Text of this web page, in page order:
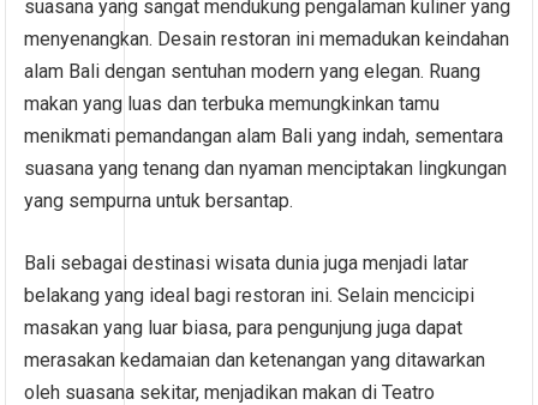
suasana yang sangat mendukung pengalaman kuliner yang
menyenangkan. Desain restoran ini memadukan keindahan
alam Bali dengan sentuhan modern yang elegan. Ruang
makan yang luas dan terbuka memungkinkan tamu
menikmati pemandangan alam Bali yang indah, sementara
suasana yang tenang dan nyaman menciptakan lingkungan
yang sempurna untuk bersantap.
Bali sebagai destinasi wisata dunia juga menjadi latar
belakang yang ideal bagi restoran ini. Selain mencicipi
masakan yang luar biasa, para pengunjung juga dapat
merasakan kedamaian dan ketenangan yang ditawarkan
oleh suasana sekitar, menjadikan makan di Teatro